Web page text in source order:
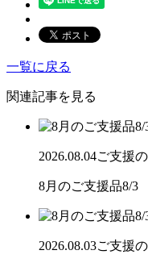
一覧に戻る
関連記事を見る
2026.08.04ご支援
8月のご支援品8/
2026.08.03ご支援